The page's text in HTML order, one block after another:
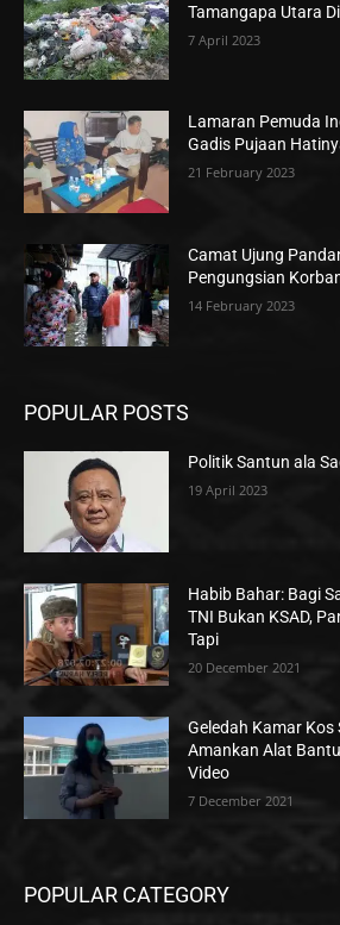
Tamangapa Utara
7 April 2023
Lamaran Pemuda
Gadis Pujaan
21 February 2023
Camat Ujung
Pengungsian
14 February 2023
POPULAR POSTS
Politik Santun ala
19 April 2023
Habib Bahar: Bagi
TNI Bukan KSAD,
Tapi
20 December 2021
Geledah Kamar Kos
Amankan Alat
Video
7 December 2021
POPULAR CATEGORY